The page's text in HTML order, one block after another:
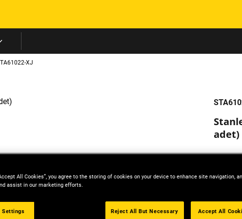
XJ
adet)
All Cookies”, you agree to the storing of cookies on your device to enhance site navigation,
assist in our marketing efforts.
Settings Reject All But Necessary Accept All